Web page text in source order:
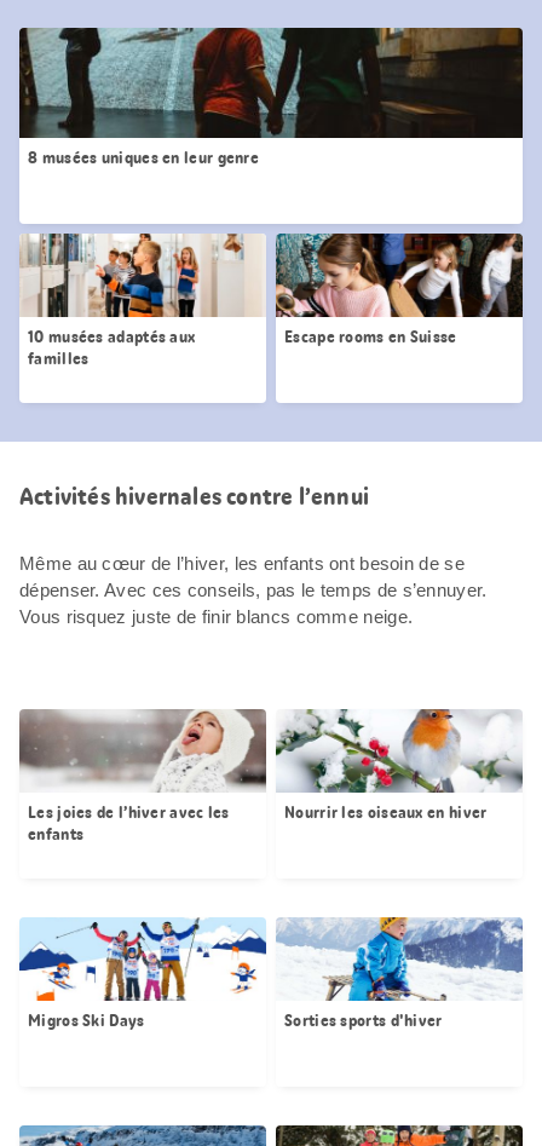
8 musées uniques en leur genre
10 musées adaptés aux
familles
Escape rooms en Suisse
Activités hivernales contre l’ennui
Même au cœur de l’hiver, les enfants ont besoin de se
dépenser. Avec ces conseils, pas le temps de s’ennuyer.
Vous risquez juste de finir blancs comme neige.
Les joies de l’hiver avec les
enfants
Nourrir les oiseaux en hiver
Migros Ski Days Sorties sports d'hiver